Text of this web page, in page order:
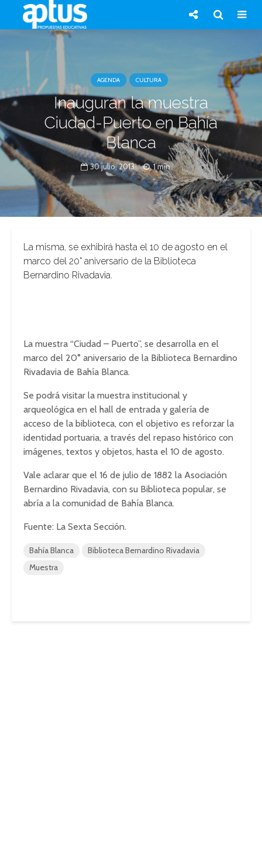
AGENDA CULTURA
Inauguran la muestra
Ciudad-Puerto en Bahía
Blanca
30 julio, 2013 1 min.
La misma, se exhibirá hasta el 10 de agosto en el
marco del 20° aniversario de la Biblioteca
Bernardino Rivadavia.
La muestra “Ciudad – Puerto”, se desarrolla en el
marco del 20° aniversario de la Biblioteca Bernardino
Rivadavia de Bahía Blanca.
Se podrá visitar la muestra institucional y
arqueológica en el hall de entrada y galería de
acceso de la biblioteca, con el objetivo es reforzar la
identidad portuaria, a través del repaso histórico con
imágenes, textos y objetos, hasta el 10 de agosto.
Vale aclarar que el 16 de julio de 1882 la Asociación
Bernardino Rivadavia, con su Biblioteca popular, se
abría a la comunidad de Bahía Blanca.
Fuente: La Sexta Sección.
Bahía Blanca
Biblioteca Bernardino Rivadavia
Muestra